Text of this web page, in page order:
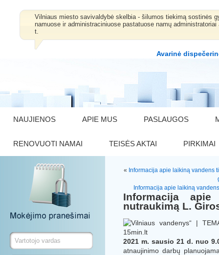
Vilniaus miesto savivaldybė skelbia - šilumos tiekimą sostinės
namuose ir administraciniuose pastatuose namų
t.
Avarinė
NAUJIENOS APIE MUS PASLAUGOS
RENOVUOTI NAMAI TEISĖS AKTAI PIRKIMAI
« Informacija apie laikiną vandens
Informacija apie laikiną
Informacija
nutraukimą L.
2021 m. sausio 21 d. nuo
atnaujinimo darbų